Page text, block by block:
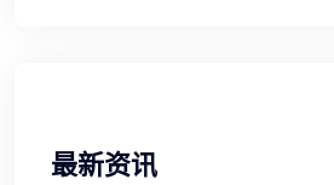
最新资讯